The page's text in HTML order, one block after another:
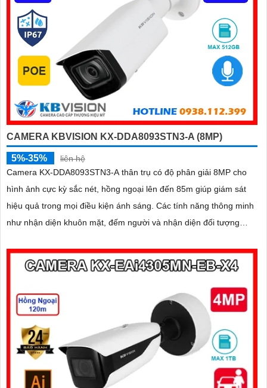
CAMERA KBVISION KX-DDA8093STN3-A (8MP)
5%-35%
liên hệ
Camera KX-DDA8093STN3-A thân trụ có độ phân giải 8MP cho
hình ảnh cực kỳ sắc nét, hồng ngoại lên đến 85m giúp giám sát
hiệu quả trong mọi điều kiện ánh sáng. Các tính năng thông minh
như nhận diện khuôn mặt, đếm người và nhận diện đối tượng
được bảo vệ với chuẩn IP67, IK10 và hỗ trợ PoE, camera đảm
bảo hoạt động ổn định